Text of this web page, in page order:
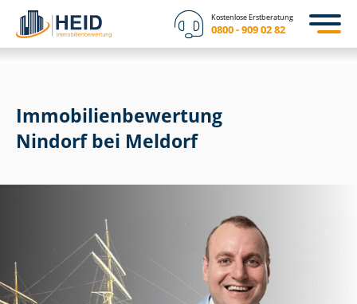
Kostenlose Erstberatung
0800 - 909 02 82
Immobilien­bewertung
Nindorf bei Meldorf